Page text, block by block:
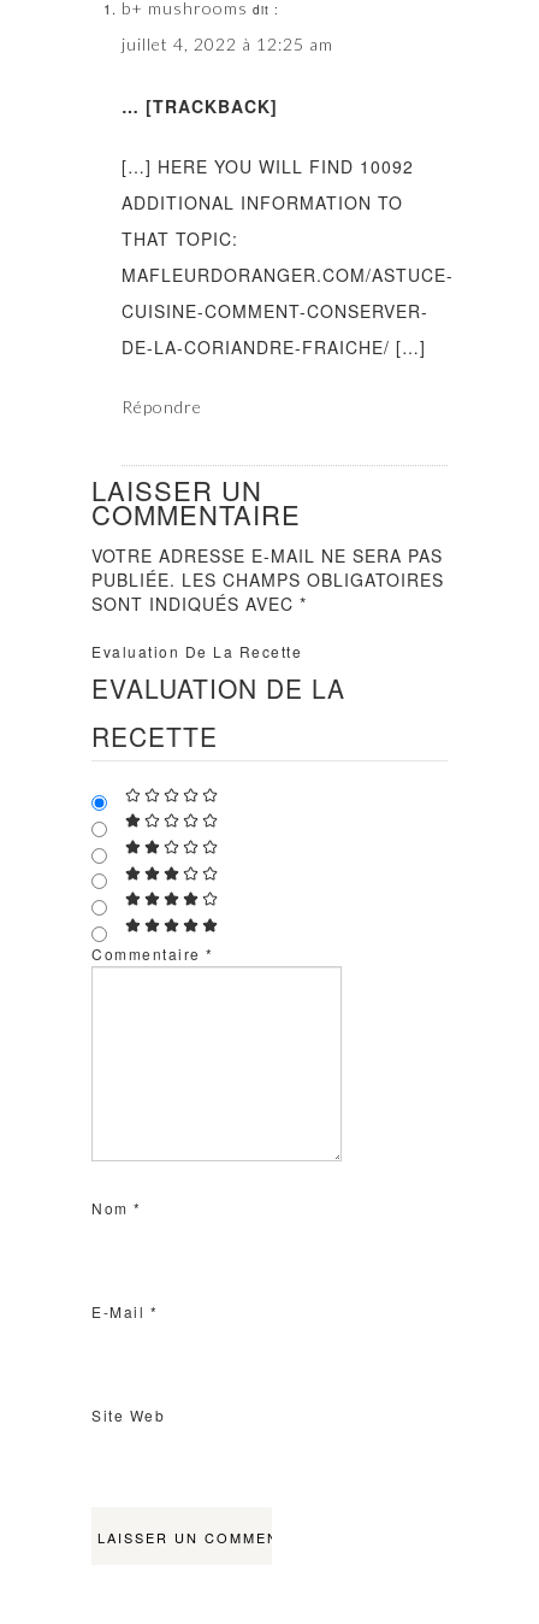
b+ mushrooms dit :
juillet 4, 2022 à 12:25 am
… [TRACKBACK]
[…] HERE YOU WILL FIND 10092
ADDITIONAL INFORMATION TO
THAT TOPIC:
MAFLEURDORANGER.COM/ASTUCE-
CUISINE-COMMENT-CONSERVER-
DE-LA-CORIANDRE-FRAICHE/ […]
Répondre
LAISSER UN
COMMENTAIRE
VOTRE ADRESSE E-MAIL NE SERA PAS
PUBLIÉE. LES CHAMPS OBLIGATOIRES
SONT INDIQUÉS AVEC*
Evaluation De La Recette
EVALUATION DE LA
RECETTE
Commentaire*
Nom*
E-Mail *
Site Web